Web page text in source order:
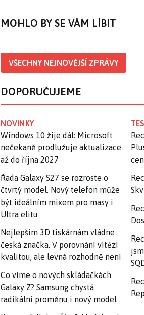
MOHLO BY SE VÁM LÍBIT
VŠECHNY NEJNOVĚJŠÍ ZPRÁVY
DOPORUČUJEME
NOVINKY
Windows 10 žije dál: Microsoft
nečekaně prodlužuje aktualizace
až do října 2027
Řada Galaxy S27 se rozroste o
čtvrtý model. Nový telefon může
být ideálním mixem pro masy i
Ultra elitu
Nejlepším 3D tiskárnám vládne
česká značka. V porovnání vítězí
kvalitou, ale levná rozhodně není
Co víme o nových skládačkách
Galaxy Z? Samsung chystá
radikální proměnu i nový model